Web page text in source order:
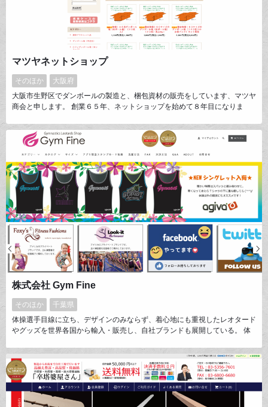
マツヤネットショップ
そのほか
大阪府
大阪市生野区でダンボールの製造と、梱包資材の販売をしています、マツヤ
商会と申します。 創業６５年、ネットショップを始めて８年目になりま
ズを常備在庫して、１０枚もしくは２０枚から小売しています。 地域密着
をコンセプトに、ネットショップでも「引取」や「自社便配送」が選択出来
るようにしました。 ご評価をよろしくお願い致します。
株式会社 Gym Fine
そのほか
千葉県
体操選手目線に立ち、デザインのみならず、着心地にも重視したレオタード
やグッズを世界各国から輸入・販売し、自社ブランドも展開している。 体
でしかできない』を追求し、世界へも発信出来る商品を提供している。 今
年はさらに、お客様のご要望や想いを込めた商品を弊社スタッフと共に共同
製作し、海外メーカーにて低価格で製品化するのがとても人気！！